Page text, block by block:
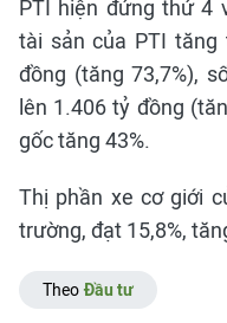
PTI hiện đứng thứ 4
tài sản của PTI
đồng (tăng 73,7%),
lên 1.406 tỷ đồng
gốc tăng 43%.
Thị phần xe cơ giới
trường, đạt 15,8%,
Theo Đầu tư